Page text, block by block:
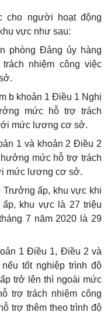
cho người hoạt động
vực như sau:
phòng Đảng ủy hàng
nhiệm công việc
b khoản 1 Điều 1 Nghị
mức hỗ trợ trách
mức lương cơ sở.
1 và khoản 2 Điều 2
mức hỗ trợ trách
mức lương cơ sở.
ấp, khu vực khi
khu vực là 27 triệu
7 năm 2020 là 29
1 Điều 1, Điều 2 và
tốt nghiệp trình độ
trở lên thì ngoài mức
trợ trách nhiệm công
trợ thêm theo trình độ